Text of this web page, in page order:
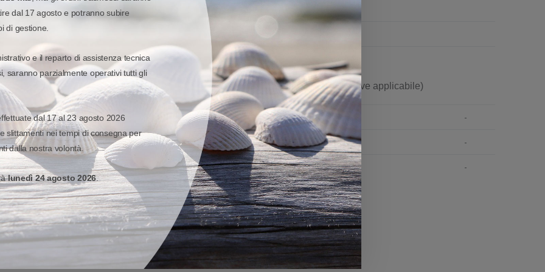
dal 17 agosto e potranno subire
di gestione.
e il reparto di assistenza tecnica
saranno parzialmente operativi tutti gli
dal 17 al 23 agosto 2026
slittamenti nei tempi di consegna per
dalla nostra volontà.
lunedì 24 agosto 2026.
in mm
-
-
-
-
-
-
Dimensioni ribbon in mm(ove applicabile)
Diametro Interno Min.: -
Larghezza Max.: -
Lunghezza Max.: -